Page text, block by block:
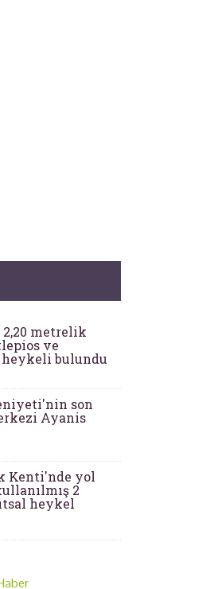
metrelik
ve
heykeli bulundu
son
Ayanis
Kenti'nde yol
2
heykel